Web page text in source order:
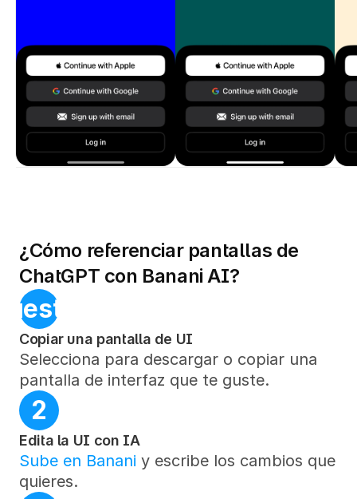
¿Cómo referenciar pantallas de
ChatGPT con Banani AI?
comunidad de
Copiar una pantalla de UI
Selecciona para descargar o copiar una
pantalla de interfaz que te guste.
2
Edita la UI con IA
Sube en Banani y escribe los cambios que
quieres.